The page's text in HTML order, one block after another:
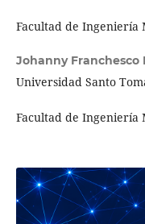
Facultad de Ingeniería
Johanny Franchesco
Universidad Santo
Facultad de Ingeniería